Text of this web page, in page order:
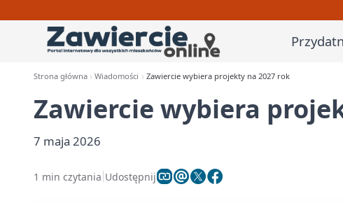
Strona główna Wiadomości Zawiercie wybiera projekty na 2027 rok
Zawiercie wybiera
7 maja 2026
1 min czytania Udostępnij